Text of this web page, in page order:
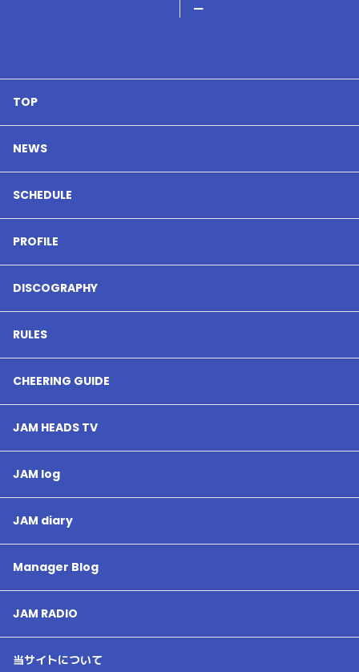
ー
TOP
NEWS
SCHEDULE
PROFILE
DISCOGRAPHY
RULES
CHEERING GUIDE
JAM HEADS TV
JAM log
JAM diary
Manager Blog
JAM RADIO
当サイトについて